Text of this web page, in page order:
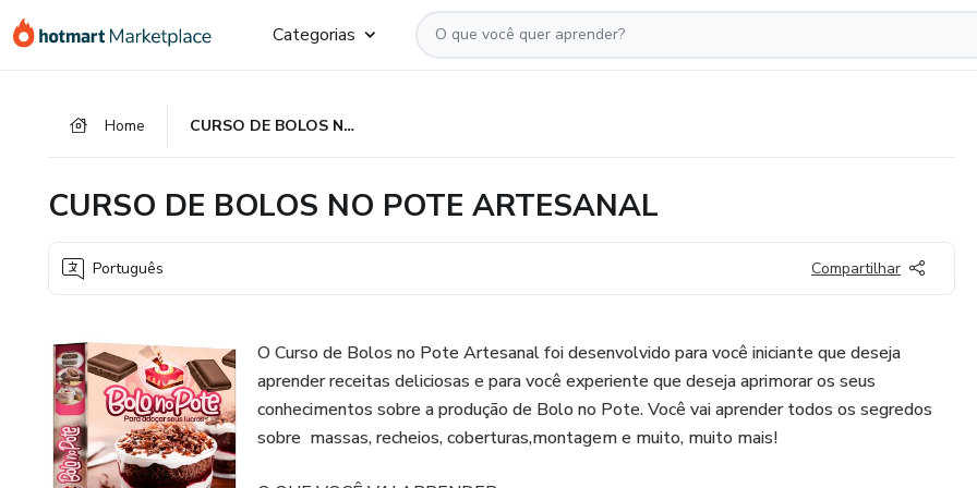
para
para
para
Categorias
Home CURSO DE BOLOS NO POTE ARTESANAL
CURSO DE BOLOS NO POTE ARTESANAL
Português Compartilhar
O Curso de Bolos no Pote Artesanal foi desenvolvido para você iniciante que deseja
aprender receitas deliciosas e para você experiente que deseja aprimorar os seus
conhecimentos sobre a produção de Bolo no Pote. Você vai aprender todos os segredos
sobre massas, recheios, coberturas,montagem e muito, muito mais!